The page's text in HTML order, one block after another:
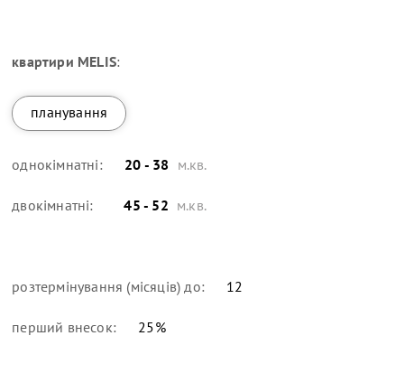
квартири MELIS:
планування
однокімнатні: 20 - 38 м.кв.
двокімнатні: 45 - 52 м.кв.
розтермінування (місяців) до: 12
перший внесок: 25%